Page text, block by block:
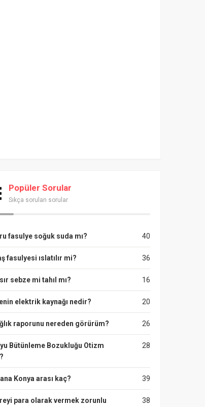
Popüler Sorular
Sıkça sorulan sorular
40
fasulye soğuk suda mı?
36
fasulyesi ıslatılır mi?
16
sebze mi tahıl mı?
20
elektrik kaynağı nedir?
26
raporunu nereden görürüm?
28
Bütünleme Bozukluğu Otizm
39
Konya arası kaç?
38
para olarak vermek zorunlu